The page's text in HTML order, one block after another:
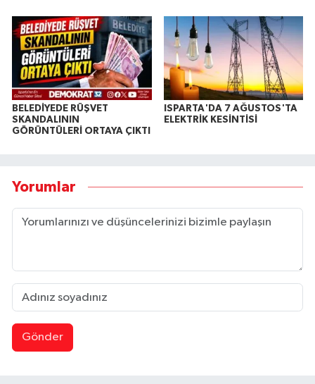
BELEDİYEDE RÜŞVET
SKANDALININ
GÖRÜNTÜLERİ ORTAYA ÇIKTI
ISPARTA'DA 7 AĞUSTOS'TA
ELEKTRİK KESİNTİSİ
Yorumlar
Gönder